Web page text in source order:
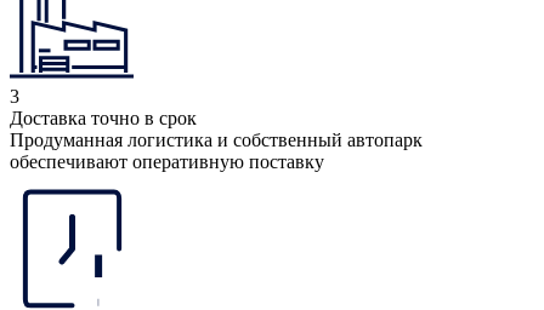
3
Доставка точно в срок
Продуманная логистика и собственный автопарк
обеспечивают оперативную поставку